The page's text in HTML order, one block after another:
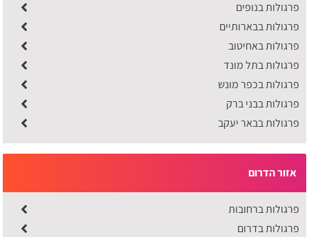
פרגולות בנופים
פרגולות בבארותיים
פרגולות באחיטוב
פרגולות בתל מונד
פרגולות בכפר מונש
פרגולות בבני ברק
פרגולות בבאר יעקב
אזור הדרום
פרגולות ברחובות
פרגולות בדרום